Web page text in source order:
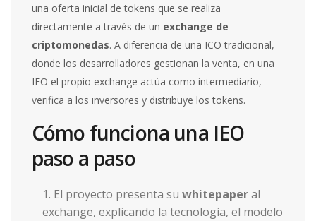
una oferta inicial de tokens que se realiza
directamente a través de un exchange de
criptomonedas. A diferencia de una ICO tradicional,
donde los desarrolladores gestionan la venta, en una
IEO el propio exchange actúa como intermediario,
verifica a los inversores y distribuye los tokens.
Cómo funciona una IEO
paso a paso
El proyecto presenta su whitepaperal
exchange, explicando la tecnología, el modelo